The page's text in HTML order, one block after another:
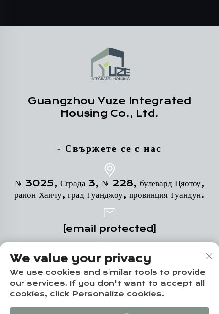
Guangzhou Yuze Integrated
Housing Co., Ltd.
- Свържете се с нас
№ 3025, Сграда 3, № 228, булевард Цяотоу,
район Хайчу, град Гуанджоу, провинция Гуандун.
[email protected]
+86-18102719517
Всички права запазени © Guangzhou Yuze
Integrated Housing Co., Ltd. -Политика за
We value your privacy
We use cookies and similar tools to provide
our services. If you don't want to accept all
cookies, click Personalize cookies.